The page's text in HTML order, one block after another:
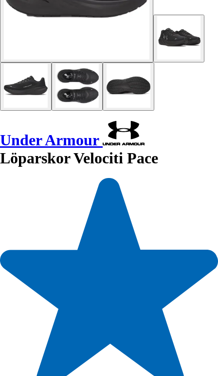
Under Armour
Löparskor Velociti Pace